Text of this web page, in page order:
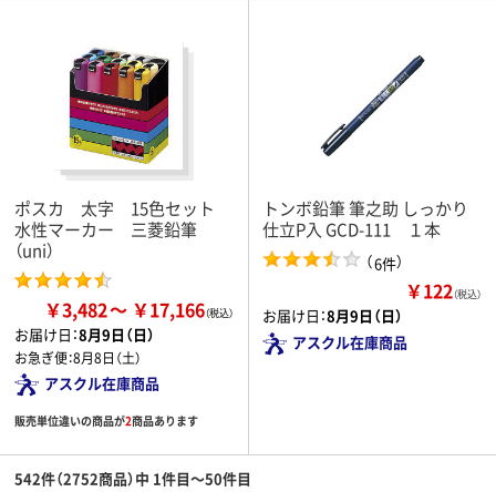
ポスカ 太字 15色セット
水性マーカー 三菱鉛筆
（uni）
￥3,482 ￥17,166
お届け日：8月9日（日）
お急ぎ便：8月8日（土）
アスクル在庫商品
販売単位違いの商品が2商品あります
トンボ鉛筆 筆之助 しっかり
仕立P入 GCD-111 １本
（6件）
￥122（税込）
お届け日：8月9日（日）
アスクル在庫商品
542件（2752商品）中 1件目～50件目